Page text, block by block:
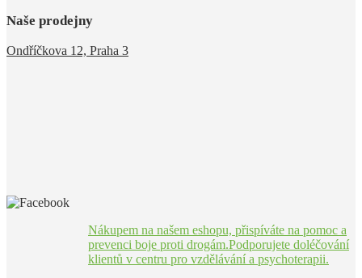
Naše prodejny
Ondříčkova 12, Praha 3
Nákupem na našem eshopu, přispíváte na pomoc a
prevenci boje proti drogám.Podporujete doléčování
klientů v centru pro vzdělávání a psychoterapii.